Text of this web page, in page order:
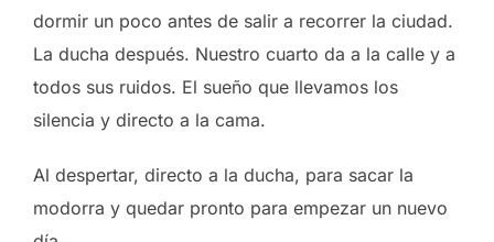
dormir un poco antes de salir a recorrer la ciudad.
La ducha después. Nuestro cuarto da a la calle y a
todos sus ruidos. El sueño que llevamos los
silencia y directo a la cama.
Al despertar, directo a la ducha, para sacar la
modorra y quedar pronto para empezar un nuevo